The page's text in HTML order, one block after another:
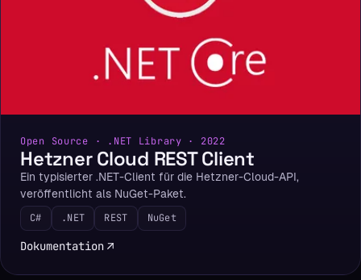
Open Source · .NET Library · 2022
Hetzner Cloud REST Client
Ein typisierter .NET-Client für die Hetzner-Cloud-API,
veröffentlicht als NuGet-Paket.
C#
.NET REST NuGet
Dokumentation